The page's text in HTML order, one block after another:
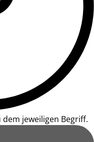
jeweiligen Begriff.